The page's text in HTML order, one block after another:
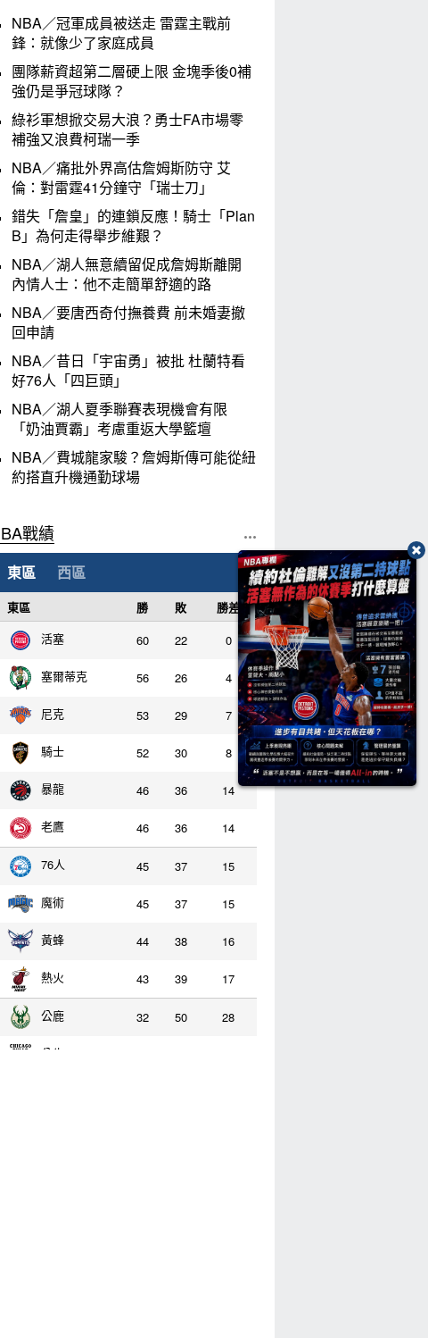
NBA／冠軍成員被送走 雷霆主戰前
鋒：就像少了家庭成員
團隊薪資超第二層硬上限 金塊季後0補
強仍是爭冠球隊？
綠衫軍想掀交易大浪？勇士FA市場零
補強又浪費柯瑞一季
NBA／痛批外界高估詹姆斯防守 艾
倫：對雷霆41分鐘守「瑞士刀」
錯失「詹皇」的連鎖反應！騎士「Plan
B」為何走得舉步維艱？
NBA／湖人無意續留促成詹姆斯離開
內情人士：他不走簡單舒適的路
NBA／要唐西奇付撫養費 前未婚妻撤
回申請
NBA／昔日「宇宙勇」被批 杜蘭特看
好76人「四巨頭」
NBA／湖人夏季聯賽表現機會有限
「奶油賈霸」考慮重返大學籃壇
NBA／費城龍家駿？詹姆斯傳可能從紐
約搭直升機通勤球場